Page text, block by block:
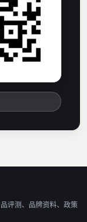
评测、品牌资料、政策